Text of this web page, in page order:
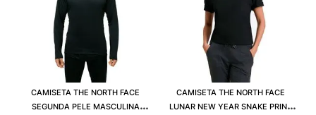
CAMISETA THE NORTH FACE
SEGUNDA PELE MASCULINA
CAMISETA THE NORTH FACE
LUNAR NEW YEAR SNAKE PRINT